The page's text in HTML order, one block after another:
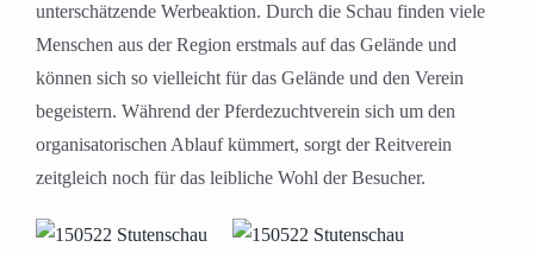
unterschätzende Werbeaktion. Durch die Schau finden viele
Menschen aus der Region erstmals auf das Gelände und
können sich so vielleicht für das Gelände und den Verein
begeistern. Während der Pferdezuchtverein sich um den
organisatorischen Ablauf kümmert, sorgt der Reitverein
zeitgleich noch für das leibliche Wohl der Besucher.